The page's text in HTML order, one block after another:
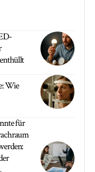
Wie
für